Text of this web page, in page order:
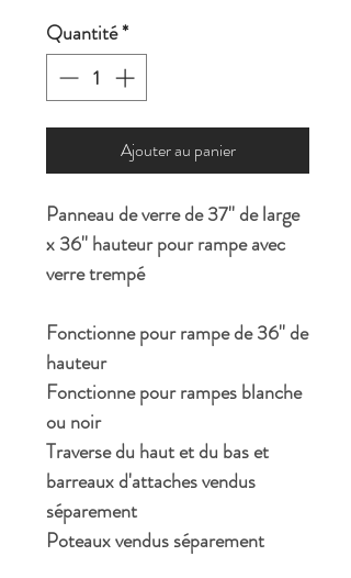
Quantité*
Ajouter au panier
Panneau de verre de 37'' de large
x 36'' hauteur pour rampe avec
verre trempé
Fonctionne pour rampe de 36'' de
hauteur
Fonctionne pour rampes blanche
ou noir
Traverse du haut et du bas et
barreaux d'attaches vendus
séparement
Poteaux vendus séparement